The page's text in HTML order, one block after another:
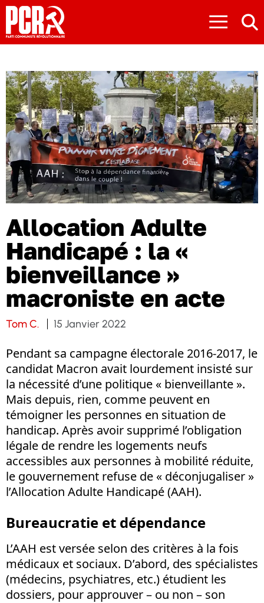
≡
Allocation Adulte
Handicapé : la «
bienveillance »
macroniste en acte
Tom C. 15 Janvier 2022
Pendant sa campagne électorale 2016-2017, le
candidat Macron avait lourdement insisté sur
la nécessité d’une politique « bienveillante ».
Mais depuis, rien, comme peuvent en
témoigner les personnes en situation de
handicap. Après avoir supprimé l’obligation
légale de rendre les logements neufs
accessibles aux personnes à mobilité réduite,
le gouvernement refuse de « déconjugaliser »
l’Allocation Adulte Handicapé (AAH).
Bureaucratie et dépendance
L’AAH est versée selon des critères à la fois
médicaux et sociaux. D’abord, des spécialistes
(médecins, psychiatres, etc.) étudient les
dossiers, pour approuver – ou non – son